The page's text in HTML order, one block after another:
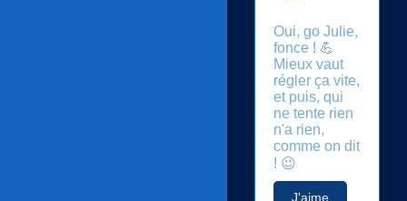
Oui, go Julie,
fonce ! 💪
Mieux vaut
régler ça vite,
et puis, qui
ne tente rien
n'a rien,
comme on dit
! 😉
J'aime